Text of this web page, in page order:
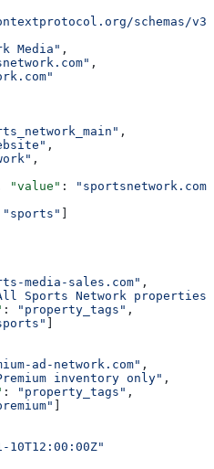
schemas/
Media" ,
,
,
,
,
"value" :
"sportsnetwork.com"
"sports"
media-sales.com" ,
Sports Network properties"
: "property_tags" ,
ad-network.com" ,
inventory only" ,
: "property_tags" ,
10T12:00:00Z"